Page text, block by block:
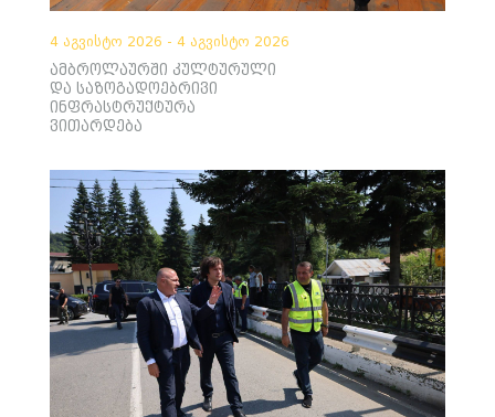
4 აგვისტო 2026 - 4 აგვისტო 2026
ამბროლაურში კულტურული
და საზოგადოებრივი
ინფრასტრუქტურა
ვითარდება